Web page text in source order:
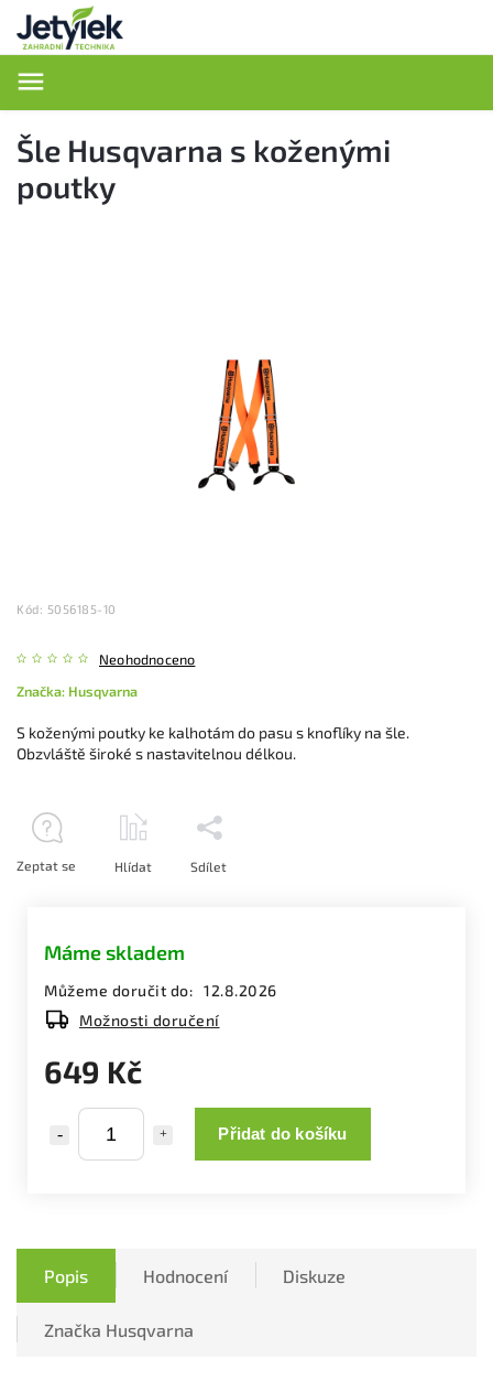
Šle Husqvarna s koženými
poutky
Kód: 5056185-10
Neohodnoceno
Značka: Husqvarna
649 Kč
Přidat do košíku
Máme skladem
Můžeme doručit do: 12.8.2026
Možnosti doručení
S koženými poutky ke kalhotám do pasu s knoflíky na šle.
Obzvláště široké s nastavitelnou délkou.
Zeptat se Hlídat Sdílet
Popis Hodnocení Diskuze
Značka Husqvarna